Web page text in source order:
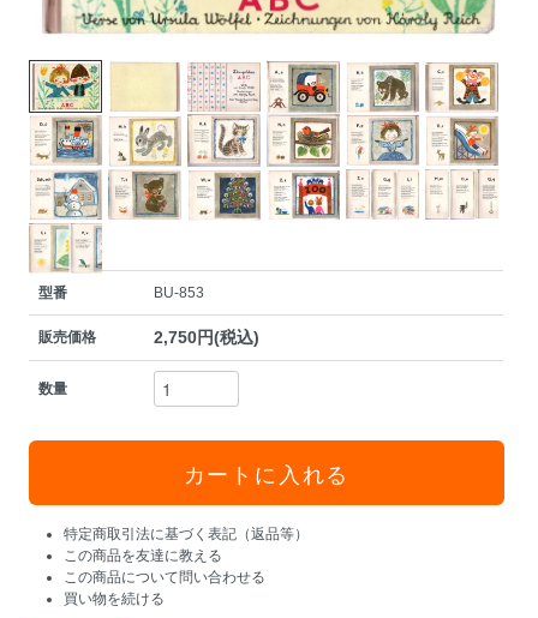
型番 BU-853
販売価格 2,750円(税込)
数量
特定商取引法に基づく表記（返品等）
この商品を友達に教える
この商品について問い合わせる
買い物を続ける